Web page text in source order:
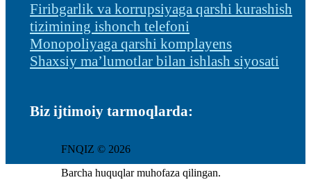
Firibgarlik va korrupsiyaga qarshi kurashish
tizimining ishonch telefoni
Monopoliyaga qarshi komplayens
Shaxsiy ma’lumotlar bilan ishlash siyosati
Biz ijtimoiy tarmoqlarda:
FNQIZ © 2026
Barcha huquqlar muhofaza qilingan.